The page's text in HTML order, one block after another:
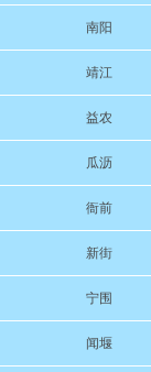
南阳
靖江
益农
瓜沥
衙前
新街
宁围
闻堰